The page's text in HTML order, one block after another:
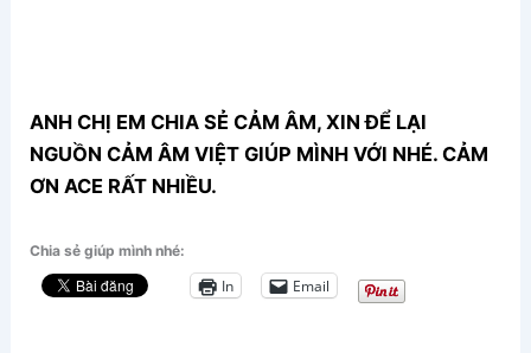
ANH CHỊ EM CHIA SẺ CẢM ÂM, XIN ĐỂ LẠI
NGUỒN CẢM ÂM VIỆT GIÚP MÌNH VỚI NHÉ. CẢM
ƠN ACE RẤT NHIỀU.
Chia sẻ giúp mình nhé:
In Email